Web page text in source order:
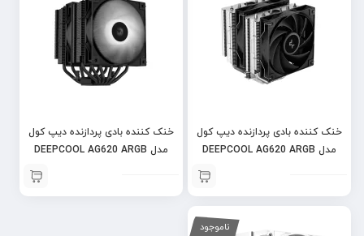
خنک کننده بادی پردازنده دیپ کول
مدل DEEPCOOL AG620 ARGB
خنک کننده بادی پردازنده دیپ کول
مدل DEEPCOOL AG620 ARGB
ناموجود